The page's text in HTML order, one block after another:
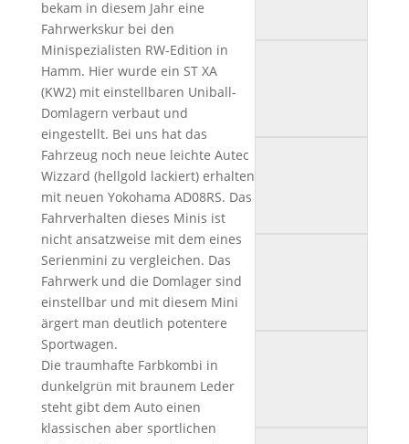
bekam in diesem Jahr eine
Fahrwerkskur bei den
Minispezialisten RW-Edition in
Hamm. Hier wurde ein ST XA
(KW2) mit einstellbaren Uniball-
Domlagern verbaut und
eingestellt. Bei uns hat das
Fahrzeug noch neue leichte Autec
Wizzard (hellgold lackiert) erhalten
mit neuen Yokohama AD08RS. Das
Fahrverhalten dieses Minis ist
nicht ansatzweise mit dem eines
Serienmini zu vergleichen. Das
Fahrwerk und die Domlager sind
einstellbar und mit diesem Mini
ärgert man deutlich potentere
Sportwagen.
Die traumhafte Farbkombi in
dunkelgrün mit braunem Leder
steht gibt dem Auto einen
klassischen aber sportlichen